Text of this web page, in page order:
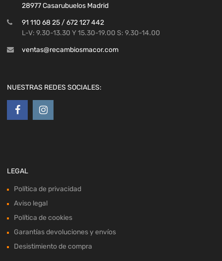
28977 Casarubuelos Madrid
91 110 68 25 / 672 127 442
L-V: 9.30-13.30 Y 15.30-19.00 S: 9.30-14.00
ventas@recambiosmacor.com
NUESTRAS REDES SOCIALES:
LEGAL
Política de privacidad
Aviso legal
Política de cookies
Garantías devoluciones y envíos
Desistimiento de compra